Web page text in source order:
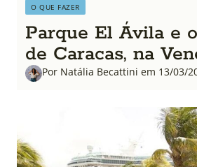
O QUE FAZER
Parque El Ávila e
de Caracas, na
Por Natália Becattini em 13/03/